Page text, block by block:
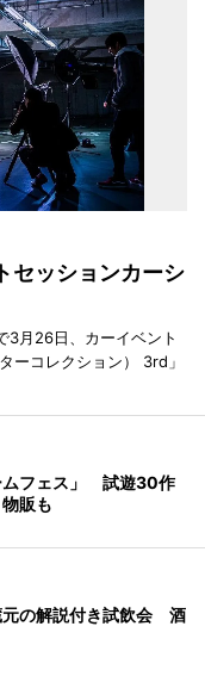
セッションカーシ
3月26日、カーイベント
ーコレクション） 3rd」
ムフェス」 試遊30作
販も
元の解説付き試飲会 酒